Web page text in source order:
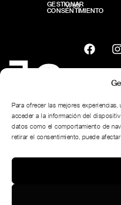
Para ofrecer las mejores
acceder a la información del
datos como el comportamiento de
retirar el consentimiento, puede
GESTIONAR
CONSENTIMIENTO
web.